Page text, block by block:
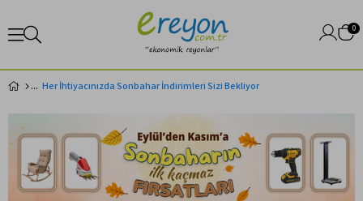
0
Her İhtiyacınızda Sonbahar İndirimleri Sizi Bekliyor